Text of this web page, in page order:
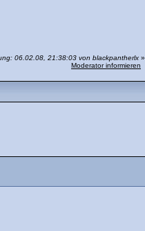
06.02.08, 21:38:03 von blackpantherlx »
Moderator informieren